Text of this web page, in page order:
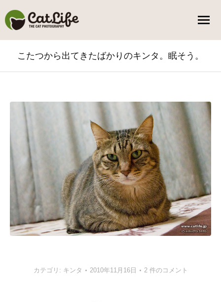
こたつから出てきたばかりのキンタ。眠そう。
カテゴリ: キンタ 2010年11月16日 2 件のコメント